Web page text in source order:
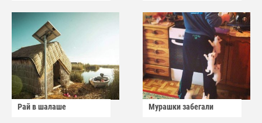
Рай в шалаше Мурашки забегали